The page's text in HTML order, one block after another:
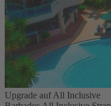
Upgrade auf All Inclusive